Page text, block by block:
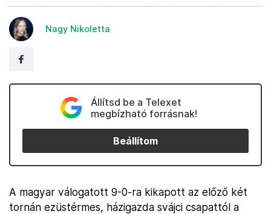
Nagy Nikoletta
Állítsd be a Telexet
megbízható forrásnak!
Beállítom
A magyar válogatott 9-0-ra kikapott az előző két
tornán ezüstérmes, házigazda svájci csapattól a